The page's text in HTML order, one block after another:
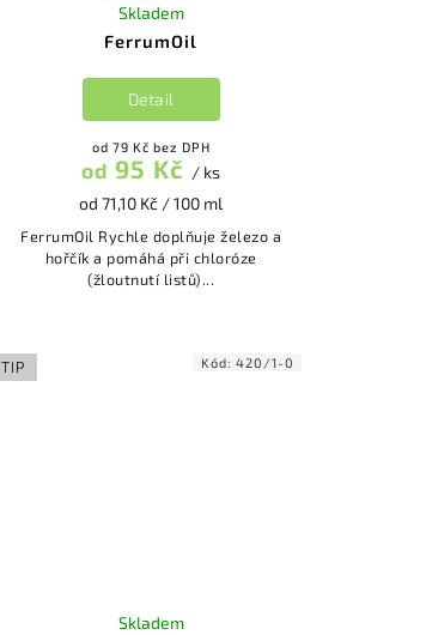
FerrumOil
Skladem
od 79 Kč bez DPH
od 95 Kč / ks
od 71,10 Kč / 100 ml
Detail
FerrumOil Rychle doplňuje železo a
hořčík a pomáhá při chloróze
(žloutnutí listů)...
TIP
Skladem
Kód:420/1-0